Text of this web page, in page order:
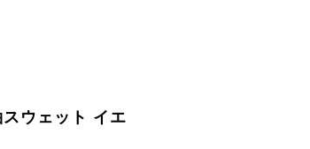
ウェット イエ